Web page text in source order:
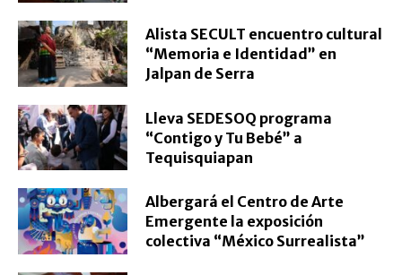
Alista SECULT encuentro cultural
“Memoria e Identidad” en
Jalpan de Serra
Lleva SEDESOQ programa
“Contigo y Tu Bebé” a
Tequisquiapan
Albergará el Centro de Arte
Emergente la exposición
colectiva “México Surrealista”